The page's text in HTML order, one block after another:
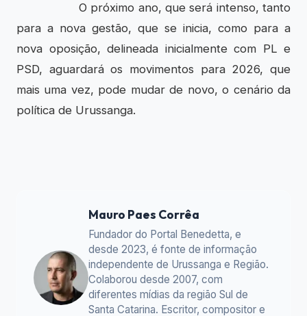
O próximo ano, que será intenso, tanto
para a nova gestão, que se inicia, como para a
nova oposição, delineada inicialmente com PL e
PSD, aguardará os movimentos para 2026, que
mais uma vez, pode mudar de novo, o cenário da
política de Urussanga.
Mauro Paes Corrêa
Fundador do Portal Benedetta, e
desde 2023, é fonte de informação
independente de Urussanga e Região.
Colaborou desde 2007, com
diferentes mídias da região Sul de
Santa Catarina. Escritor, compositor e